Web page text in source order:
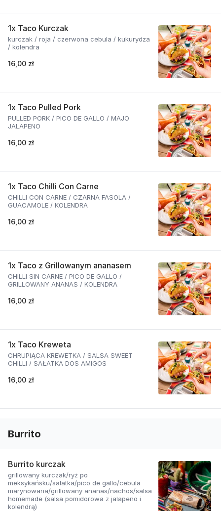
1x Taco Kurczak
kurczak / roja / czerwona cebula / kukurydza
/ kolendra
16,00 zł
1x Taco Pulled Pork
PULLED PORK / PICO DE GALLO / MAJO
JALAPENO
16,00 zł
1x Taco Chilli Con Carne
CHILLI CON CARNE / CZARNA FASOLA /
GUACAMOLE / KOLENDRA
16,00 zł
1x Taco z Grillowanym ananasem
CHILLI SIN CARNE / PICO DE GALLO /
GRILLOWANY ANANAS / KOLENDRA
16,00 zł
1x Taco Kreweta
CHRUPIĄCA KREWETKA / SALSA SWEET
CHILLI / SAŁATKA DOS AMIGOS
16,00 zł
Burrito
Burrito kurczak
grillowany kurczak/ryż po
meksykańsku/sałatka/pico de gallo/cebula
marynowana/grillowany ananas/nachos/salsa
homemade (salsa pomidorowa z jalapeno i
kolendrą)